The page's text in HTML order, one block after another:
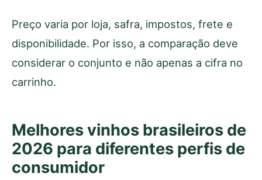
Preço varia por loja, safra, impostos, frete e
disponibilidade. Por isso, a comparação deve
considerar o conjunto e não apenas a cifra no
carrinho.
Melhores vinhos brasileiros de
2026 para diferentes perfis de
consumidor